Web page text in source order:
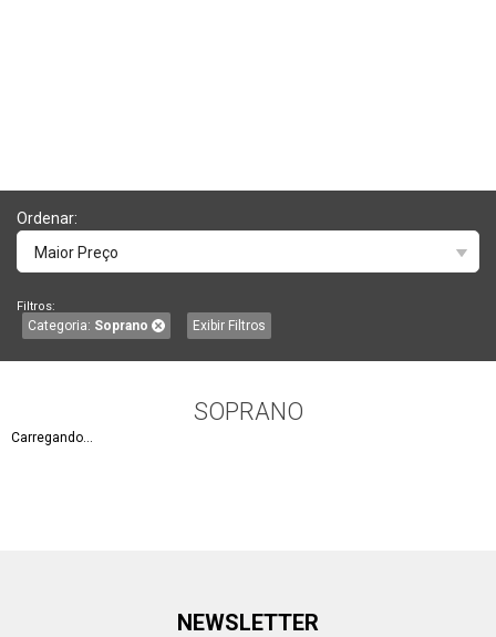
Ordenar:
Maior Preço
Filtros:
Categoria: Soprano Exibir Filtros
SOPRANO
Carregando...
NEWSLETTER